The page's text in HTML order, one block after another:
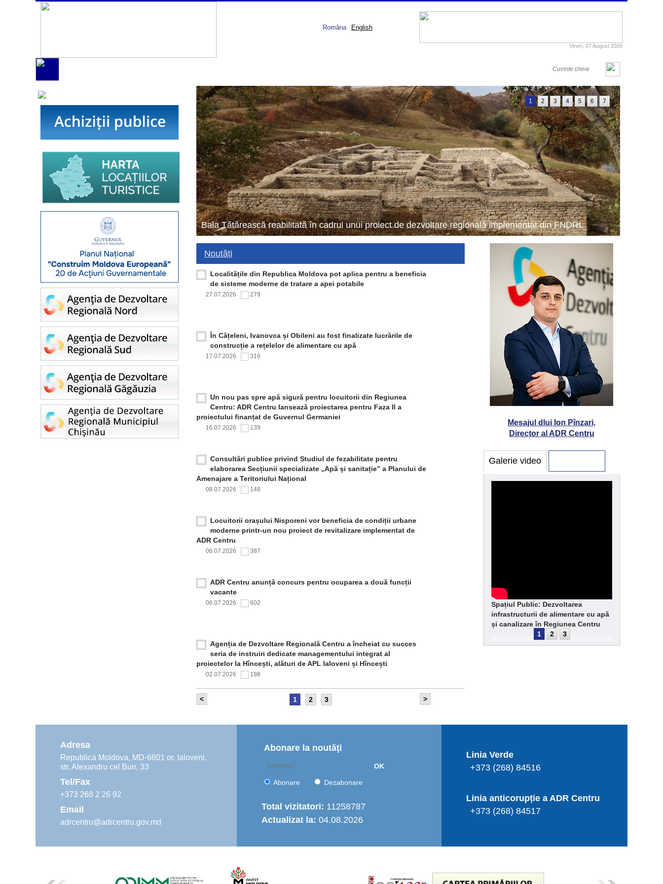
Vineri, 07 August 2026
Româna English
Baia Tătărească reabilitată în cadrul unui proiect de dezvoltare regională implementat din FNDRL
1 2 3 4 5 6 7
Noutăți
Localitățile din Republica Moldova pot aplica pentru a beneficia
de sisteme moderne de tratare a apei potabile
27.07.2026 279
În Cățeleni, Ivanovca și Obileni au fost finalizate lucrările de
construcție a rețelelor de alimentare cu apă
17.07.2026 316
Un nou pas spre apă sigură pentru locuitorii din Regiunea
Centru: ADR Centru lansează proiectarea pentru Faza II a
proiectului finanțat de Guvernul Germaniei
16.07.2026 139
Consultări publice privind Studiul de fezabilitate pentru
elaborarea Secțiunii specializate „Apă și sanitație” a Planului de
Amenajare a Teritoriului Național
08.07.2026 148
Locuitorii orașului Nisporeni vor beneficia de condiții urbane
moderne printr-un nou proiect de revitalizare implementat de
ADR Centru
06.07.2026 387
ADR Centru anunță concurs pentru ocuparea a două funcții
vacante
06.07.2026 602
Agenția de Dezvoltare Regională Centru a încheiat cu succes
seria de instruiri dedicate managementului integrat al
proiectelor la Hîncești, alături de APL Ialoveni și Hîncești
02.07.2026 198
Comitetul de Supraveghere al proiectului „Îmbunătățirea
implementării și opțiunile de operare a serviciului regional de
Agenția de Dezvoltare Regională Centru a continuat seria de
instruiri practice dedicate autorităților publice locale
< >
1 2 3
Mesajul dlui Ion Pînzari,
Director al ADR Centru
Galerie video
Spațiul Public: Dezvoltarea
infrastructurii de alimentare cu apă
și canalizare în Regiunea Centru
1
2 3
Adresa
Republica Moldova, MD-6801 or. Ialoveni,
str. Alexandru cel Bun, 33
Tel/Fax
+373 268 2 26 92
Email
adrcentru@adrcentru.gov.md
Abonare la noutăţi
OK
Abonare Dezabonare
Total vizitatori: 11258787
Actualizat la: 04.08.2026
Linia Verde
+373 (268) 84516
Linia anticorupție a ADR Centru
+373 (268) 84517